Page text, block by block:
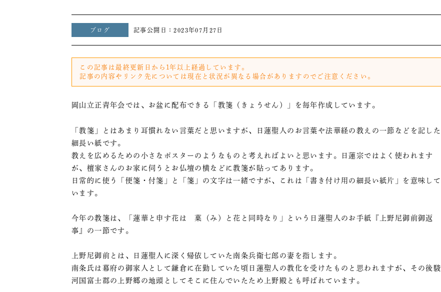
ブログ 記事公開日：2023年07月27日
この記事は最終更新日から1年以上経過しています。
記事の内容やリンク先については現在と状況が異なる場合がありますのでご注意ください。
岡山立正青年会では、お盆に配布できる「教箋（きょうせん）」を毎年作成しています。
「教箋」とはあまり耳慣れない言葉だと思いますが、日蓮聖人のお言葉や法華経の教えの一節などを記した
細長い紙です。
教えを広めるための小さなポスターのようなものと考えればよいと思います。日蓮宗ではよく使われます
が、檀家さんのお家に伺うとお仏壇の横などに教箋が貼ってあります。
日常的に使う「便箋・付箋」と「箋」の文字は一緒ですが、これは「書き付け用の細長い紙片」を意味して
います。
今年の教箋は、「蓮華と申す花は 菓（み）と花と同時なり」という日蓮聖人のお手紙『上野尼御前御返
事』の一節です。
上野尼御前とは、日蓮聖人に深く帰依していた南条兵衛七郎の妻を指します。
南条氏は幕府の御家人として鎌倉に在勤していた頃日蓮聖人の教化を受けたものと思われますが、その後駿
河国富士郡の上野郷の地頭としてそこに住んでいたため上野殿とも呼ばれています。